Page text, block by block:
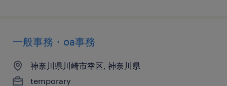
一般事務・oa事務
神奈川県川崎市幸区, 神奈川県
temporary